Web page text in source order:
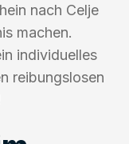
nach Celje
machen.
individuelles
reibungslosen